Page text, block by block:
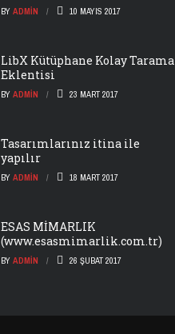
BY ADMIN 10 MAYIS 2017
LibX Kütüphane Kolay Tarama
Eklentisi
BY ADMIN 23 MART 2017
Tasarımlarınız itina ile
yapılır
BY ADMIN 18 MART 2017
ESAS MİMARLIK
(www.esasmimarlik.com.tr)
BY ADMIN 26 ŞUBAT 2017